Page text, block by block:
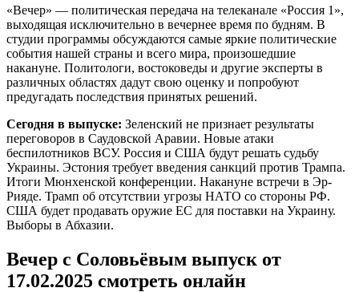
«Вечер» — политическая передача на телеканале «Россия 1»,
выходящая исключительно в вечернее время по будням. В
студии программы обсуждаются самые яркие политические
события нашей страны и всего мира, произошедшие
накануне. Политологи, востоковеды и другие эксперты в
различных областях дадут свою оценку и попробуют
предугадать последствия принятых решений.
Сегодня в выпуске: Зеленский не признает результаты
переговоров в Саудовской Аравии. Новые атаки
беспилотников ВСУ. Россия и США будут решать судьбу
Украины. Эстония требует введения санкций против Трампа.
Итоги Мюнхенской конференции. Накануне встречи в Эр-
Рияде. Трамп об отсутствии угрозы НАТО со стороны РФ.
США будет продавать оружие ЕС для поставки на Украину.
Выборы в Абхазии.
Вечер с Соловьёвым выпуск от
17.02.2025 смотреть онлайн